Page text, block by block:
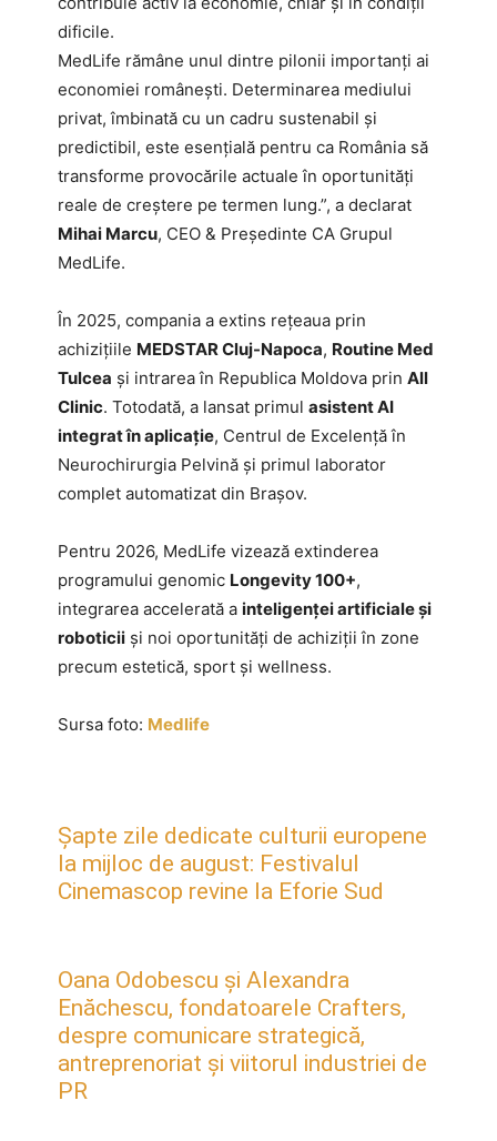
dificile.
MedLife rămâne unul dintre pilonii importanți ai
economiei românești. Determinarea mediului
privat, îmbinată cu un cadru sustenabil și
predictibil, este esențială pentru ca România să
transforme provocările actuale în oportunități
reale de creștere pe termen lung.”, a declarat
Mihai Marcu, CEO & Președinte CA Grupul
MedLife.
În 2025, compania a extins rețeaua prin
achizițiile MEDSTAR Cluj-Napoca, Routine Med
Tulcea și intrarea în Republica Moldova prin All
Clinic. Totodată, a lansat primul asistent AI
integrat în aplicație, Centrul de Excelență în
Neurochirurgia Pelvină și primul laborator
complet automatizat din Brașov.
Pentru 2026, MedLife vizează extinderea
programului genomic Longevity 100+,
integrarea accelerată a inteligenței artificiale și
roboticii și noi oportunități de achiziții în zone
precum estetică, sport și wellness.
Sursa foto: Medlife
Șapte zile dedicate culturii europene
la mijloc de august: Festivalul
Cinemascop revine la Eforie Sud
Oana Odobescu și Alexandra
Enăchescu, fondatoarele Crafters,
despre comunicare strategică,
antreprenoriat și viitorul industriei de
PR